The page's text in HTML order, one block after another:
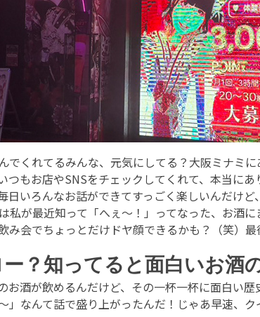
でくれてるみんな、元気にしてる？大阪ミナミ
つもお店やSNSをチェックしてくれて、本当にあ
日いろんなお話ができてすっごく楽しいんだけ
私が最近知って「へぇ〜！」ってなった、お酒
み会でちょっとだけドヤ顔できるかも？（笑）最
？知ってると面白いお酒
お酒が飲めるんだけど、その一杯一杯に面白い
」なんて話で盛り上がったんだ！じゃあ早速、ク